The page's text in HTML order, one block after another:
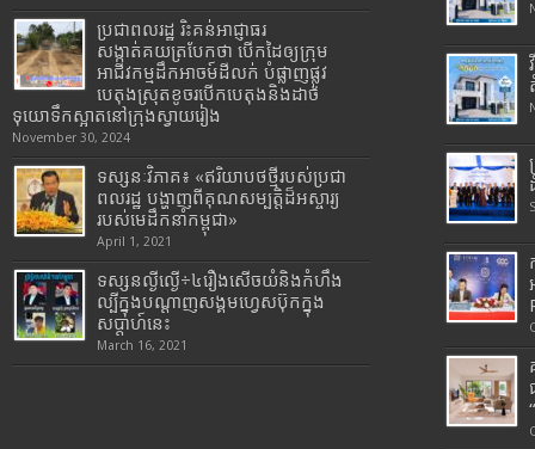
ប្រជាពលរដ្ឋ រិះគន់អាជ្ញាធរ
សង្កាត់គយត្របែកថា បើកដៃឲ្យក្រុម
អាជីវកម្មដឹកអាចម៍ដីលក់ បំផ្លាញផ្លូវ
បេតុងស្រុតខូចរបើកបេតុងនិងដាច់
ទុយោទឹកស្អាតនៅក្រុងស្វាយរៀង
November 30, 2024
ទស្សនៈវិភាគ៖ «ឥរិយាបថថ្មីរបស់ប្រជា
ពលរដ្ឋ បង្ហាញពីគុណសម្បត្តិដ៏អស្ចារ្យ
របស់មេដឹកនាំកម្ពុជា»
April 1, 2021
ទស្សនល្ងីល្ងើ÷៤រឿងសើចយំនិងកំហឹង
ល្បីក្នុងបណ្តាញសង្គមហ្វេសប៊ុកក្នុង
សប្តាហ៍នេះ
March 16, 2021